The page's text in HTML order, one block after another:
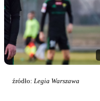
źródło: Legia Warszawa